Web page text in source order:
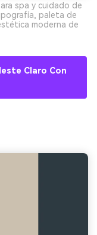
spa y cuidado de
paleta de
moderna de
Claro Con